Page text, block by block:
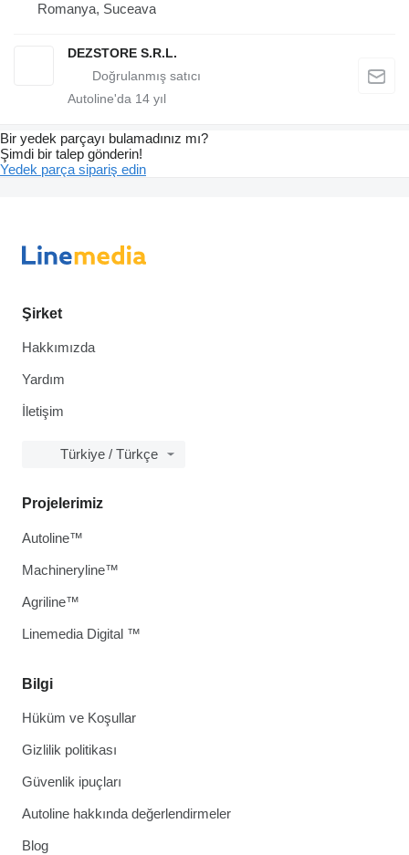
Romanya, Suceava
DEZSTORE S.R.L.
Autoline'da 14 yıl
Bir yedek parçayı bulamadınız mı?
Şimdi bir talep gönderin!
Yedek parça sipariş edin
Şirket
Hakkımızda
Yardım
İletişim
Türkiye / Türkçe
Bilgi
Hüküm ve Koşullar
Gizlilik politikası
Güvenlik ipuçları
Autoline hakkında değerlendirmeler
Blog
Projelerimiz
Autoline™
Machineryline™
Agriline™
Linemedia Digital ™